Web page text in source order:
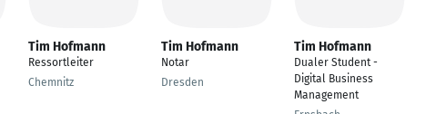
Tim Hofmann
Ressortleiter
Chemnitz
Tim Hofmann
Notar
Dresden
Tim Hofmann
Dualer Student -
Digital Business
Management